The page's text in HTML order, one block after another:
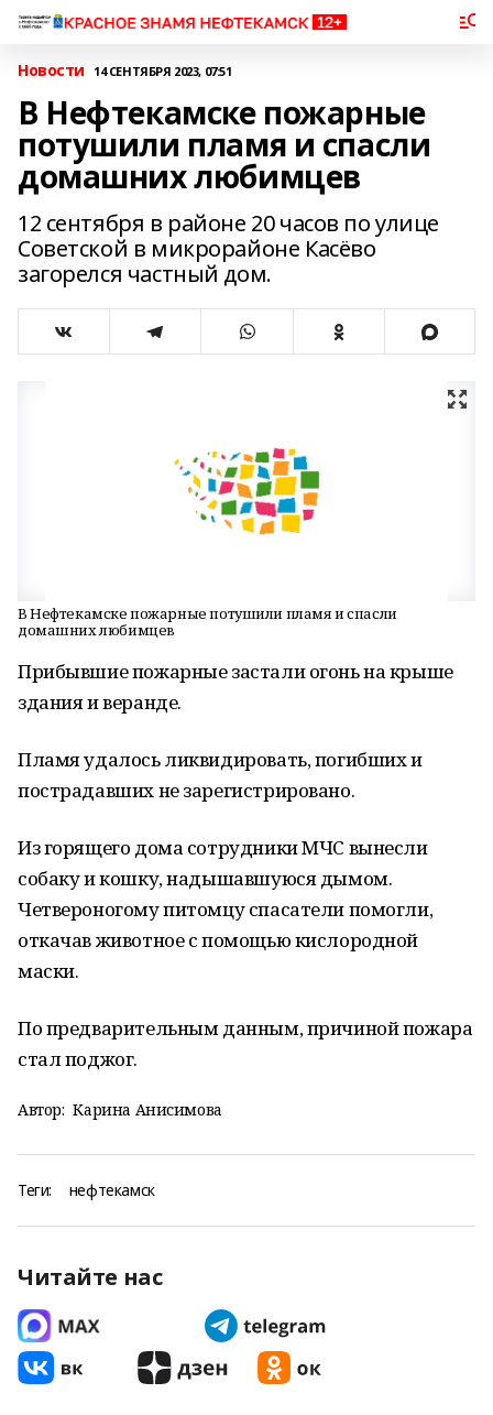
Новости 14 СЕНТЯБРЯ 2023, 07:51
В Нефтекамске пожарные
потушили пламя и спасли
домашних любимцев
12 сентября в районе 20 часов по улице
Советской в микрорайоне Касёво
загорелся частный дом.
В Нефтекамске пожарные потушили пламя и спасли
домашних любимцев
Прибывшие пожарные застали огонь на крыше
здания и веранде.
Пламя удалось ликвидировать, погибших и
пострадавших не зарегистрировано.
Из горящего дома сотрудники МЧС вынесли
собаку и кошку, надышавшуюся дымом.
Четвероногому питомцу спасатели помогли,
откачав животное с помощью кислородной
маски.
По предварительным данным, причиной пожара
стал поджог.
Автор: Карина Анисимова
Теги: нефтекамск
Читайте нас